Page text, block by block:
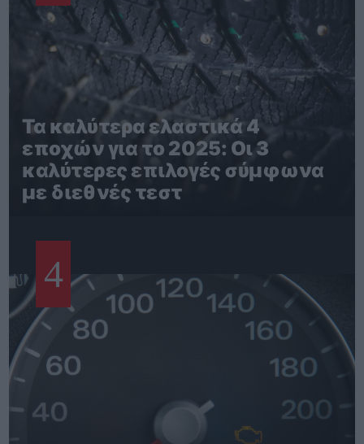
Τα καλύτερα ελαστικά 4
εποχών για το 2025: Οι 3
καλύτερες επιλογές σύμφωνα
με διεθνές τεστ
4